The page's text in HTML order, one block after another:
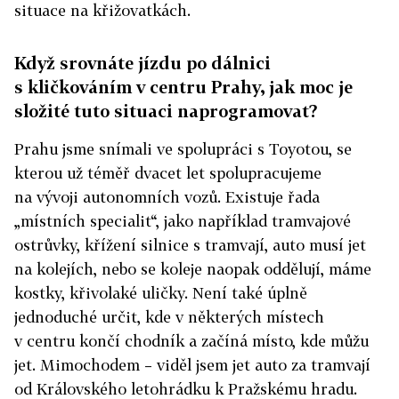
situace na křižovatkách.
Když srovnáte jízdu po dálnici
s kličkováním v centru Prahy, jak moc je
složité tuto situaci naprogramovat?
Prahu jsme snímali ve spolupráci s Toyotou, se
kterou už téměř dvacet let spolupracujeme
na vývoji autonomních vozů. Existuje řada
„místních specialit“, jako například tramvajové
ostrůvky, křížení silnice s tramvají, auto musí jet
na kolejích, nebo se koleje naopak oddělují, máme
kostky, křivolaké uličky. Není také úplně
jednoduché určit, kde v některých místech
v centru končí chodník a začíná místo, kde můžu
jet. Mimochodem – viděl jsem jet auto za tramvají
od Královského letohrádku k Pražskému hradu.